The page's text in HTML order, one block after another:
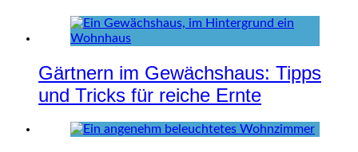
Gärtnern im Gewächshaus: Tipps
und Tricks für reiche Ernte